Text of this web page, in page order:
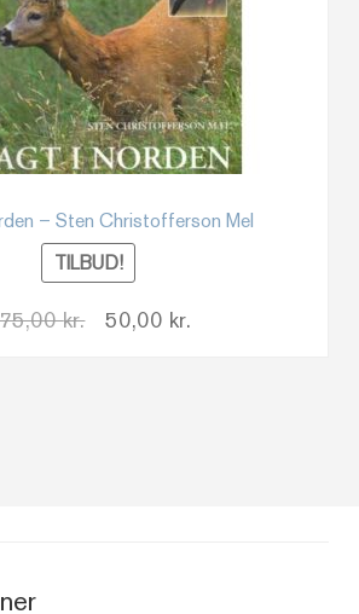
– Sten Christofferson Mel
TILBUD!
kr.
Den
50,00 kr.